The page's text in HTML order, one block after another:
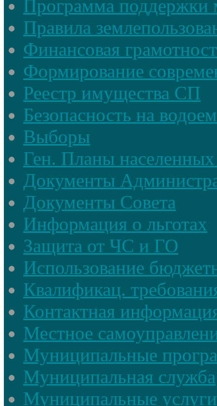
Программа поддержки
Правила
Финансовая
Формирование
Реестр имущества СП
Безопасность на
Выборы
Ген. Планы
Документы
Документы Совета
Информация о льготах
Защита от ЧС и ГО
Использование
Квалификац.
Контактная
Местное
Муниципальные
Муниципальная служба
Муниципальные услуги